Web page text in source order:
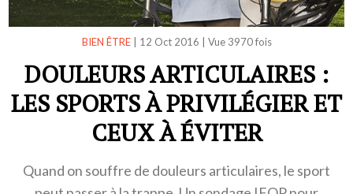
BIEN ÊTRE| 12 Oct 2016 Vue 3970 fois
DOULEURS ARTICULAIRES :
LES SPORTS À PRIVILÉGIER ET
CEUX À ÉVITER
Quand on souffre de douleurs articulaires, le sport